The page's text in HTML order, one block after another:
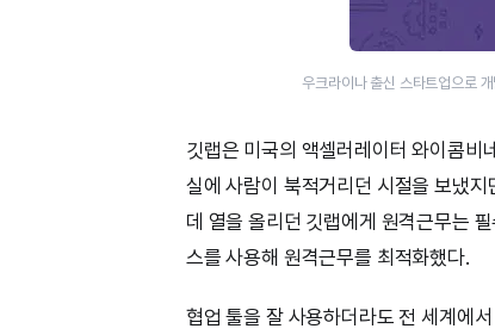
우크라이나 출신 스타트업으로
깃랩은 미국의 액셀러레이터 와이콤
실에 사람이 북적거리던 시절을 보냈
데 열을 올리던 깃랩에게 원격근무는
스를 사용해 원격근무를 최적화했다.
협업 툴을 잘 사용하더라도 전 세계에